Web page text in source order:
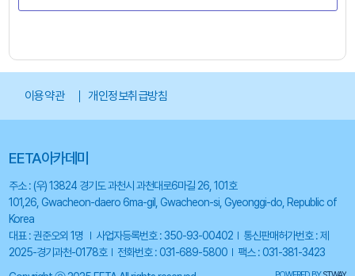
이용약관 개인정보취급방침
EETA아카데미
주소 : (우) 13824 경기도 과천시 과천대로6마길 26, 101호
101,26, Gwacheon-daero 6ma-gil, Gwacheon-si, Gyeonggi-do, Republic of
Korea
대표 : 권준오외 1명
사업자등록번호 : 350-93-00402
통신판매허가번호 : 제
2025-경기과천-0178호
전화번호 : 031-689-5800
팩스 : 031-381-3423